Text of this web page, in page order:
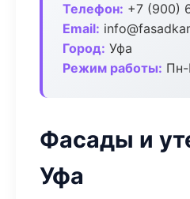
Телефон: +7 (900)
Email:
Город: Уфа
Режим работы: Пн-
Фасады и
Уфа